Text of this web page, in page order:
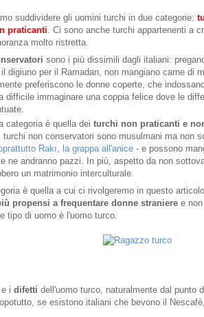
suddividere gli uomini turchi in due categorie:
praticanti. Ci sono anche turchi appartenenti a
molto ristretta.
sono i più dissimili dagli italiani:
digiuno per il Ramadan, non mangiano carne di
preferiscono le donne coperte, che
difficile immaginare una coppia felice dove le
categoria è quella dei turchi non praticanti e
I turchi non conservatori sono musulmani ma non
Rakı, la grappa all'anice- e possono
ne andranno pazzi. In più, aspetto da non
un matrimonio interculturale.
è quella a cui ci rivolgeremo in questo
propensi a frequentare donne straniere e
tipo di uomo è l'uomo turco.
e i difetti dell'uomo turco, naturalmente dal punto
se esistono italiani che bevono il